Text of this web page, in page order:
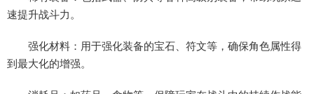
速提升战斗力。
强化材料：用于强化装备的宝石、符文等，确保角色属性得
到最大化的增强。